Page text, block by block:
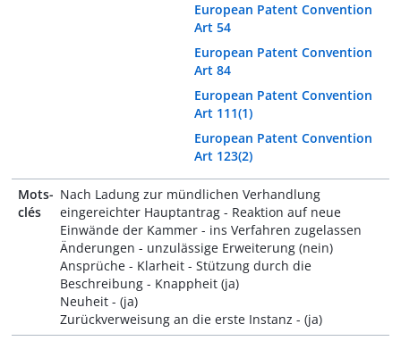
European Patent Convention
Art 54
European Patent Convention
Art 84
European Patent Convention
Art 111(1)
European Patent Convention
Art 123(2)
Mots-
clés
Nach Ladung zur mündlichen Verhandlung
eingereichter Hauptantrag - Reaktion auf neue
Einwände der Kammer - ins Verfahren zugelassen
Änderungen - unzulässige Erweiterung (nein)
Ansprüche - Klarheit - Stützung durch die
Beschreibung - Knappheit (ja)
Neuheit - (ja)
Zurückverweisung an die erste Instanz - (ja)